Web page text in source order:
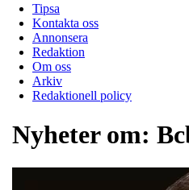
Tipsa
Kontakta oss
Annonsera
Redaktion
Om oss
Arkiv
Redaktionell policy
Nyheter om: